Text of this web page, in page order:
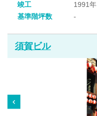
竣工
1991年
基準階坪数
-
須賀ビル